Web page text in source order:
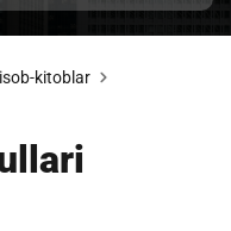
kitoblar